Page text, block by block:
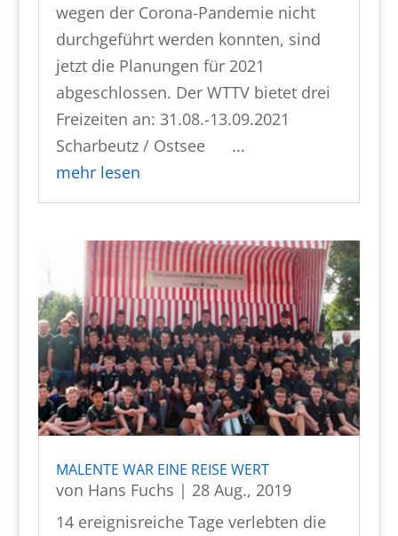
wegen der Corona-Pandemie nicht
durchgeführt werden konnten, sind
jetzt die Planungen für 2021
abgeschlossen. Der WTTV bietet drei
Freizeiten an: 31.08.-13.09.2021
Scharbeutz / Ostsee ...
mehr lesen
MALENTE WAR EINE REISE WERT
von Hans Fuchs | 28 Aug., 2019
14 ereignisreiche Tage verlebten die